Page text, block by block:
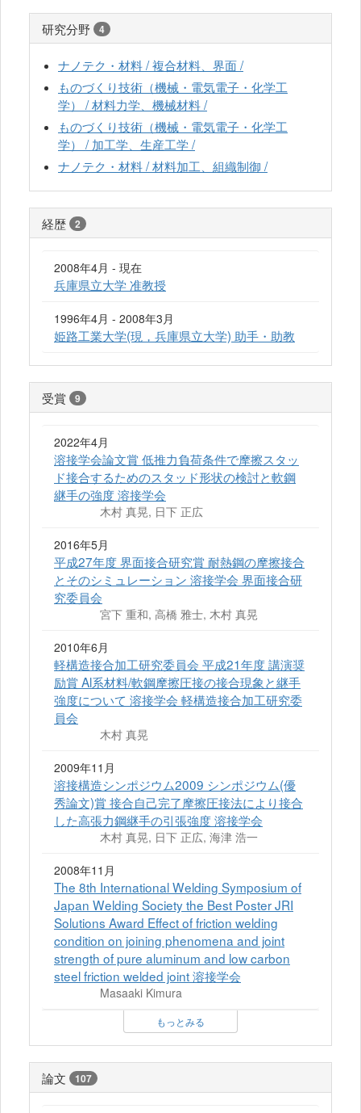
研究分野 4
ナノテク・材料 / 複合材料、界面 /
ものづくり技術（機械・電気電子・化学工
学） / 材料力学、機械材料 /
ものづくり技術（機械・電気電子・化学工
学） / 加工学、生産工学 /
ナノテク・材料 / 材料加工、組織制御 /
経歴 2
2008年4月 - 現在
兵庫県立大学 准教授
1996年4月 - 2008年3月
姫路工業大学(現，兵庫県立大学) 助手・助教
受賞 9
2022年4月
溶接学会論文賞 低推力負荷条件で摩擦スタッ
ド接合するためのスタッド形状の検討と軟鋼
継手の強度 溶接学会
木村 真晃, 日下 正広
2016年5月
平成27年度 界面接合研究賞 耐熱鋼の摩擦接合
とそのシミュレーション 溶接学会 界面接合研
究委員会
宮下 重和, 高橋 雅士, 木村 真晃
2010年6月
軽構造接合加工研究委員会 平成21年度 講演奨
励賞 Al系材料/軟鋼摩擦圧接の接合現象と継手
強度について 溶接学会 軽構造接合加工研究委
員会
木村 真晃
2009年11月
溶接構造シンポジウム2009 シンポジウム(優
秀論文)賞 接合自己完了摩擦圧接法により接合
した高張力鋼継手の引張強度 溶接学会
木村 真晃, 日下 正広, 海津 浩一
2008年11月
The 8th International Welding Symposium of
Japan Welding Society the Best Poster JRI
Solutions Award Effect of friction welding
condition on joining phenomena and joint
strength of pure aluminum and low carbon
steel friction welded joint 溶接学会
Masaaki Kimura
もっとみる
論文 107